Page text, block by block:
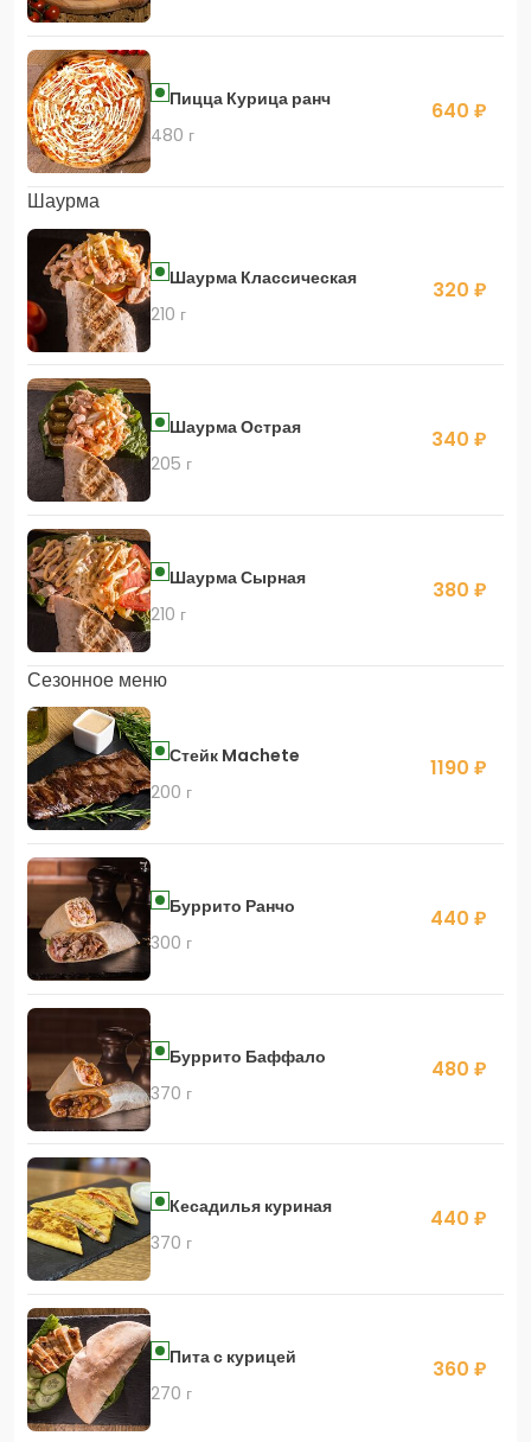
Пицца Курица ранч
480 г
640 ₽
Шаурма
Шаурма Классическая
210 г
320 ₽
Шаурма Острая
205 г
340 ₽
Шаурма Сырная
210 г
380 ₽
Сезонное меню
Стейк Machete
200 г
1190 ₽
Буррито Ранчо
300 г
440 ₽
Буррито Баффало
370 г
480 ₽
Кесадилья куриная
370 г
440 ₽
Пита с курицей
270 г
360 ₽